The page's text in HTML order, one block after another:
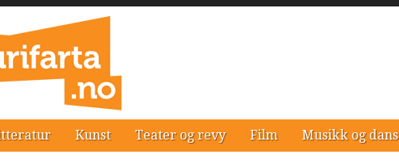
Kunst Teater og revy Film Musikk og dans